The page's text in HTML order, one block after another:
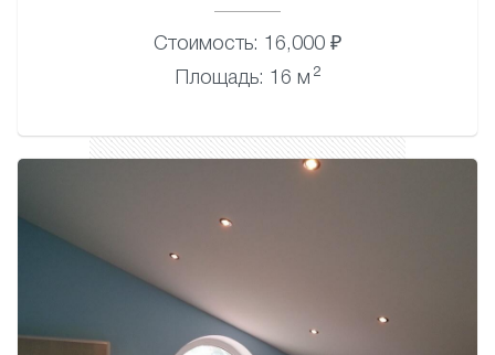
Стоимость: 16,000 ₽
Площадь: 16 м 2